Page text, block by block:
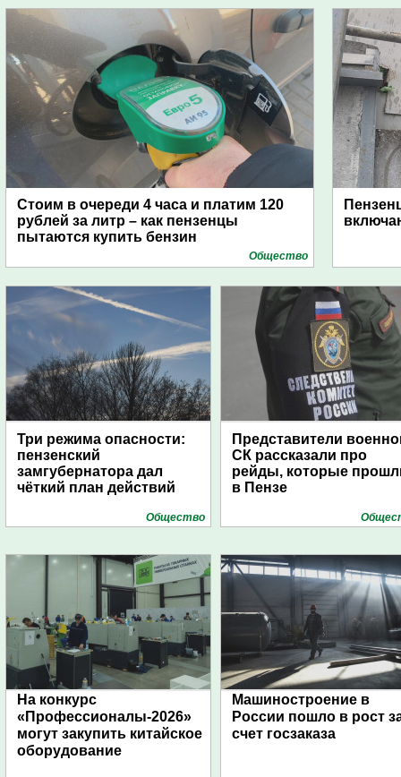
Стоим в очереди 4 часа и платим 120
рублей за литр – как пензенцы
пытаются купить бензин
Общество
Три режима опасности:
пензенский
замгубернатора дал
чёткий план действий
Общество
Представители
СК рассказали про
рейды, которые
в Пензе
На конкурс
«Профессионалы-2026»
могут закупить китайское
оборудование
Машиностроение в
России пошло в рост
счет госзаказа